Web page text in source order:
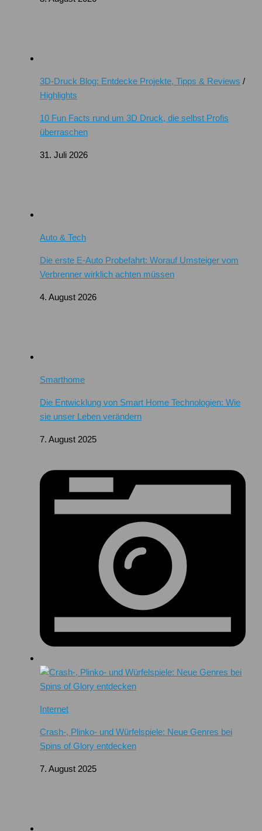
3D-Druck Blog: Entdecke Projekte, Tipps & Reviews /
Highlights
10 Fun Facts rund um 3D Druck, die selbst Profis
überraschen
31. Juli 2026
Auto & Tech
Die erste E-Auto Probefahrt: Worauf Umsteiger vom
Verbrenner wirklich achten müssen
4. August 2026
Smarthome
Die Entwicklung von Smart Home Technologien: Wie
sie unser Leben verändern
7. August 2025
Internet
Crash-, Plinko- und Würfelspiele: Neue Genres bei
Spins of Glory entdecken
7. August 2025